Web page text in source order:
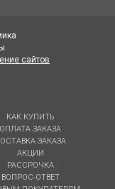
сайтов
КАК КУПИТЬ
ОПЛАТА ЗАКАЗА
ЗАКАЗА
АКЦИИ
РАССРОЧКА
ВОПРОС-ОТВЕТ